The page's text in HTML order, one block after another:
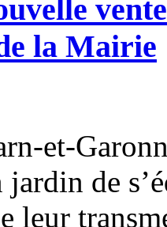
la Mairie
et-
jardin de
leur